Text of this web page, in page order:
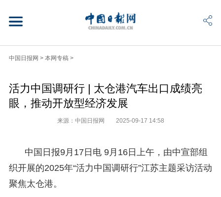
中国日报网 > 本网专稿 >
活力中国调研行 | 太仓港汽车出口成绩亮
眼，推动开放型经济发展
来源：中国日报网 2025-09-17 14:58
中国日报9月17日电 9月16日上午，由中宣部组
织开展的2025年“活力中国调研行”江苏主题采访活动
聚焦太仓港。